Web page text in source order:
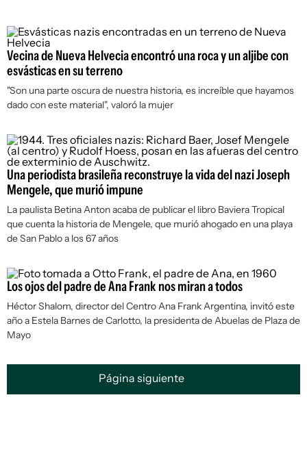
Vecina de Nueva Helvecia encontró una roca y un aljibe con
esvásticas en su terreno
"Son una parte oscura de nuestra historia, es increíble que hayamos
dado con este material", valoró la mujer
Una periodista brasileña reconstruye la vida del nazi Joseph
Mengele, que murió impune
La paulista Betina Anton acaba de publicar el libro Baviera Tropical
que cuenta la historia de Mengele, que murió ahogado en una playa
de San Pablo a los 67 años
Los ojos del padre de Ana Frank nos miran a todos
Héctor Shalom, director del Centro Ana Frank Argentina, invitó este
año a Estela Barnes de Carlotto, la presidenta de Abuelas de Plaza de
Mayo
Página siguiente